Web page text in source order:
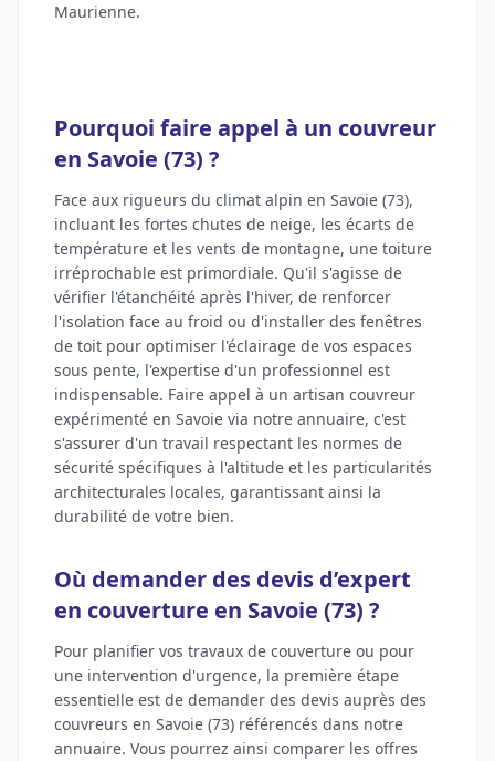
Maurienne.
Pourquoi faire appel à un couvreur
en Savoie (73) ?
Face aux rigueurs du climat alpin en Savoie (73),
incluant les fortes chutes de neige, les écarts de
température et les vents de montagne, une toiture
irréprochable est primordiale. Qu'il s'agisse de
vérifier l'étanchéité après l'hiver, de renforcer
l'isolation face au froid ou d'installer des fenêtres
de toit pour optimiser l'éclairage de vos espaces
sous pente, l'expertise d'un professionnel est
indispensable. Faire appel à un artisan couvreur
expérimenté en Savoie via notre annuaire, c'est
s'assurer d'un travail respectant les normes de
sécurité spécifiques à l'altitude et les particularités
architecturales locales, garantissant ainsi la
durabilité de votre bien.
Où demander des devis d’expert
en couverture en Savoie (73) ?
Pour planifier vos travaux de couverture ou pour
une intervention d'urgence, la première étape
essentielle est de demander des devis auprès des
couvreurs en Savoie (73) référencés dans notre
annuaire. Vous pourrez ainsi comparer les offres